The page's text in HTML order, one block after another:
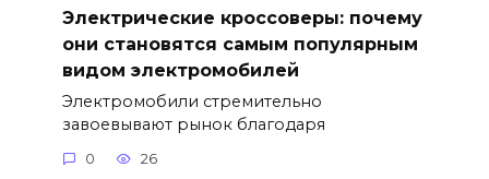
Электрические кроссоверы: почему
они становятся самым популярным
видом электромобилей
Электромобили стремительно
завоевывают рынок благодаря
0 26